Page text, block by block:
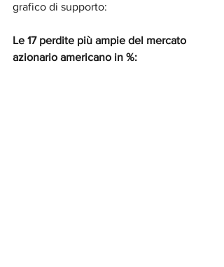
grafico di supporto:
Le 17 perdite più ampie del mercato
azionario americano in %: